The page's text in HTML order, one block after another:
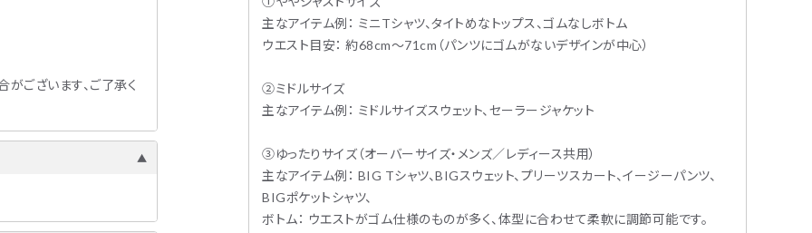
ございます、ご了承く
主なアイテム例： ミニTシャツ、タイトめなトップス、ゴムなしボトム
ウエスト目安： 約68cm〜71cm（パンツにゴムがないデザインが中心）
②ミドルサイズ
主なアイテム例： ミドルサイズスウェット、セーラージャケット
③ゆったりサイズ（オーバーサイズ・メンズ／レディース共用）
主なアイテム例： BIG Tシャツ、BIGスウェット、プリーツスカート、イージーパンツ、
BIGポケットシャツ、
ボトム： ウエストがゴム仕様のものが多く、体型に合わせて柔軟に調節可能です。